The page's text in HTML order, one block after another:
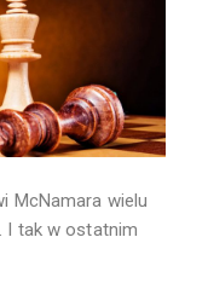
McNamara wielu
I tak w ostatnim